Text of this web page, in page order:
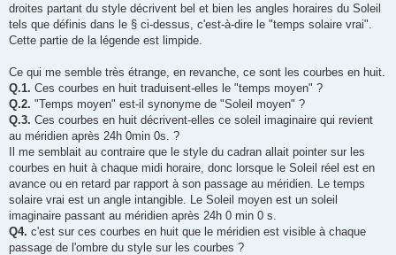
droites partant du style décrivent bel et bien les angles horaires du Soleil
tels que définis dans le § ci-dessus, c'est-à-dire le "temps solaire vrai".
Cette partie de la légende est limpide.
Ce qui me semble très étrange, en revanche, ce sont les courbes en huit.
Q.1. Ces courbes en huit traduisent-elles le "temps moyen" ?
Q.2. "Temps moyen" est-il synonyme de "Soleil moyen" ?
Q.3. Ces courbes en huit décrivent-elles ce soleil imaginaire qui revient
au méridien après 24h 0min 0s. ?
Il me semblait au contraire que le style du cadran allait pointer sur les
courbes en huit à chaque midi horaire, donc lorsque le Soleil réel est en
avance ou en retard par rapport à son passage au méridien. Le temps
solaire vrai est un angle intangible. Le Soleil moyen est un soleil
imaginaire passant au méridien après 24h 0 min 0 s.
Q4. c'est sur ces courbes en huit que le méridien est visible à chaque
passage de l'ombre du style sur les courbes ?